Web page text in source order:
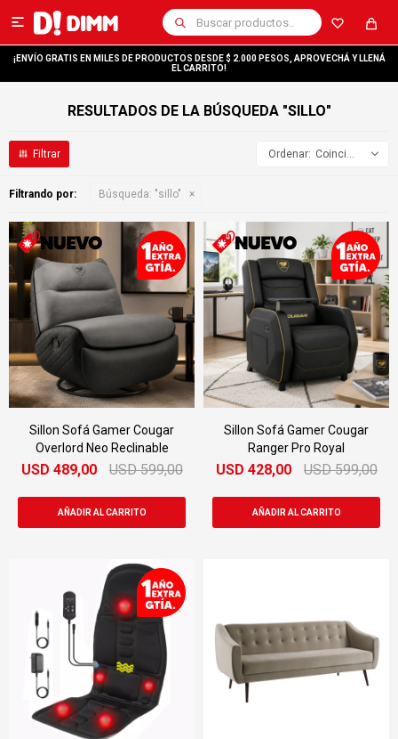

¡ENVÍO GRATIS EN MILES DE PRODUCTOS DESDE $ 2.000 PESOS, APROVECHÁ Y LLENÁ
EL CARRITO!
RESULTADOS DE LA BÚSQUEDA "SILLO"
Coincidencia
Filtrando por: Búsqueda: "sillo"
Sillon Sofá Gamer Cougar
Overlord Neo Reclinable
USD 489,00 USD 599,00
Sillon Sofá Gamer Cougar
Ranger Pro Royal
USD 428,00 USD 599,00